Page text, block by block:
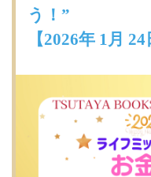
う！”
【2026年 1月